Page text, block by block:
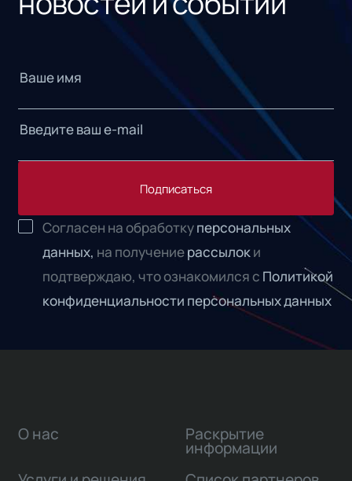
Подписаться
Согласен на обработкуперсональных
данных, на получениерассылоки
подтверждаю, что ознакомился с Политикой
конфиденциальности персональных данных
О нас Раскрытие
информации